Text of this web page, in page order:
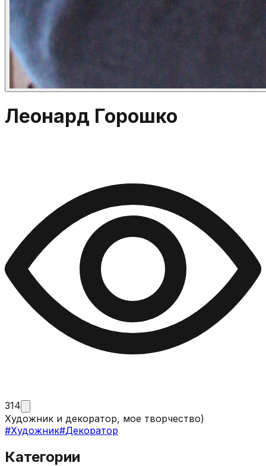
Леонард Горошко
314
Художник и декоратор, мое творчество)
#Художник#Декоратор
Категории